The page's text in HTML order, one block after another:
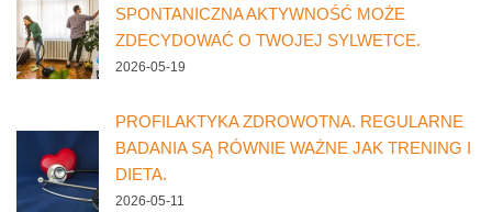
SPONTANICZNA AKTYWNOŚĆ MOŻE
ZDECYDOWAĆ O TWOJEJ SYLWETCE.
2026-05-19
PROFILAKTYKA ZDROWOTNA. REGULARNE
BADANIA SĄ RÓWNIE WAŻNE JAK TRENING I
DIETA.
2026-05-11